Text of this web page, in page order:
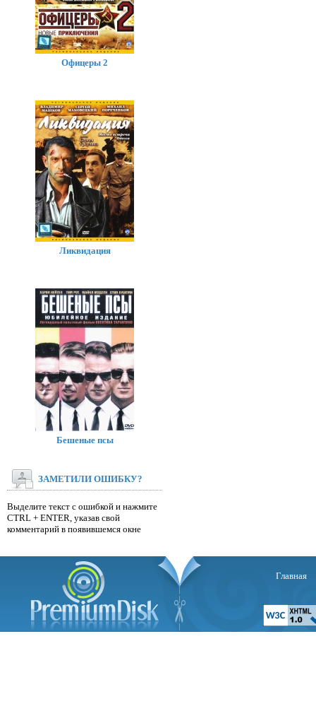
Офицеры 2
Ликвидация
Бешеные псы
ЗАМЕТИЛИ ОШИБКУ?
Выделите текст с ошибкой и нажмите
CTRL + ENTER, указав свой
комментарий в появившемся окне
Главная